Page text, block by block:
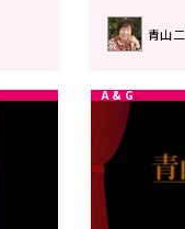
青山